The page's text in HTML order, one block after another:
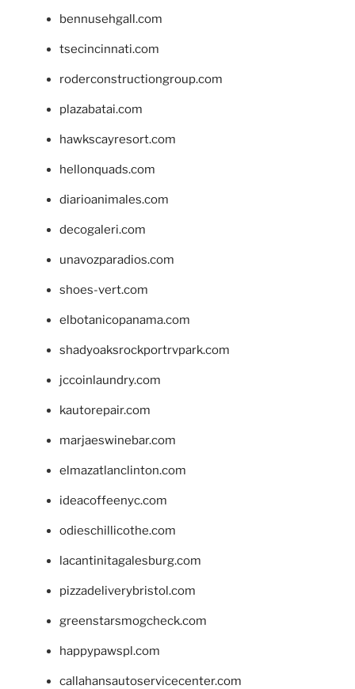
bennusehgall.com
tsecincinnati.com
roderconstructiongroup.com
plazabatai.com
hawkscayresort.com
hellonquads.com
diarioanimales.com
decogaleri.com
unavozparadios.com
shoes-vert.com
elbotanicopanama.com
shadyoaksrockportrvpark.com
jccoinlaundry.com
kautorepair.com
marjaeswinebar.com
elmazatlanclinton.com
ideacoffeenyc.com
odieschillicothe.com
lacantinitagalesburg.com
pizzadeliverybristol.com
greenstarsmogcheck.com
happypawspl.com
callahansautoservicecenter.com